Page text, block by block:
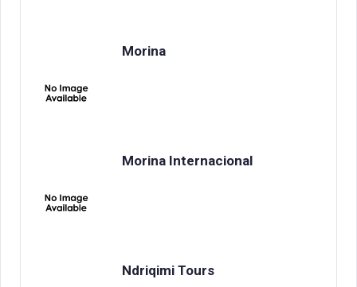
Morina
Morina Internacional
Ndriqimi Tours